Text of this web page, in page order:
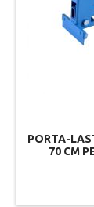
PORTA-
70 CM